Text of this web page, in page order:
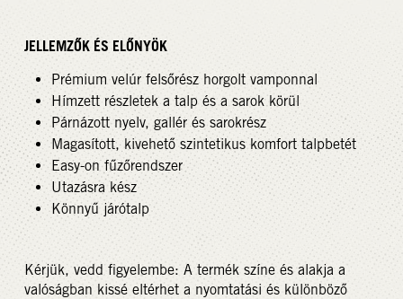
JELLEMZŐK ÉS ELŐNYÖK
Prémium velúr felsőrész horgolt vamponnal
Hímzett részletek a talp és a sarok körül
Párnázott nyelv, gallér és sarokrész
Magasított, kivehető szintetikus komfort talpbetét
Easy-on fűzőrendszer
Utazásra kész
Könnyű járótalp
Kérjük, vedd figyelembe: A termék színe és alakja a
valóságban kissé eltérhet a nyomtatási és különböző